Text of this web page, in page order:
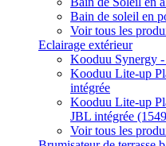
Bain de soleil en
Voir tous les
Eclairage extérieur
Kooduu Synergy
Kooduu Lite-up
intégrée
Kooduu Lite-up
JBL intégrée
Voir tous les